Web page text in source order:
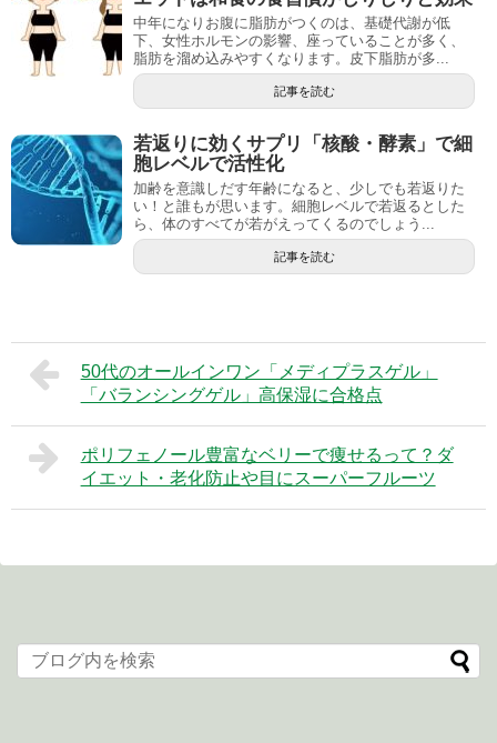
中年になりお腹に脂肪がつくのは、基礎代謝が低
下、女性ホルモンの影響、座っていることが多く、
脂肪を溜め込みやすくなります。皮下脂肪が多...
記事を読む
若返りに効くサプリ「核酸・酵素」で細
胞レベルで活性化
加齢を意識しだす年齢になると、少しでも若返りた
い！と誰もが思います。細胞レベルで若返るとした
ら、体のすべてが若がえってくるのでしょう...
記事を読む
50代のオールインワン「メディプラスゲル」
「バランシングゲル」高保湿に合格点
ポリフェノール豊富なベリーで痩せるって？ダ
イエット・老化防止や目にスーパーフルーツ